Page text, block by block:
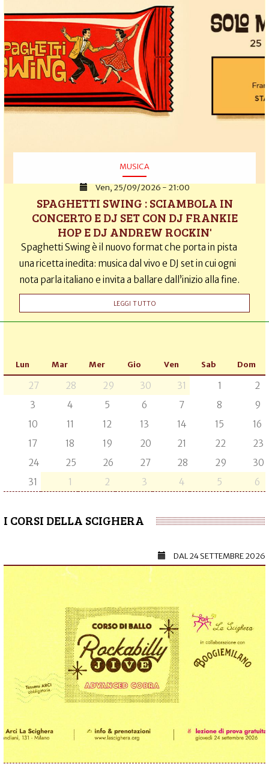
MUSICA
Ven, 25/09/2026 - 21:00
SPAGHETTI SWING : SCIAMBOLA IN
CONCERTO E DJ SET CON DJ FRANKIE
HOP E DJ ANDREW ROCKIN'
Spaghetti Swing è il nuovo format che porta in pista
una ricetta inedita: musica dal vivo e DJ set in cui ogni
nota parla italiano e invita a ballare dall’inizio alla fine.
LEGGI TUTTO
Lun Mar Mer Gio Ven Sab Dom
27 28 29 30 31 1
2
3
4 5 6 7 8
9
10
11 12 13 14 15
16
17
18 19 20 21 22
23
24
25 26 27 28 29
30
31
1 2 3 4 5 6
I CORSI DELLA SCIGHERA
DAL24 SETTEMBRE 2026